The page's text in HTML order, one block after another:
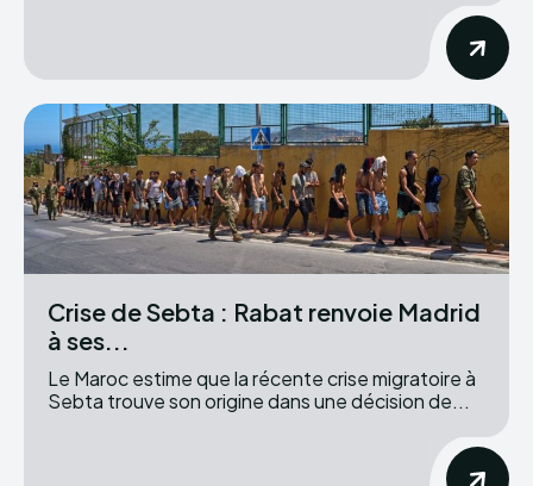
Crise de Sebta : Rabat renvoie Madrid
à ses...
Le Maroc estime que la récente crise migratoire à
Sebta trouve son origine dans une décision de...